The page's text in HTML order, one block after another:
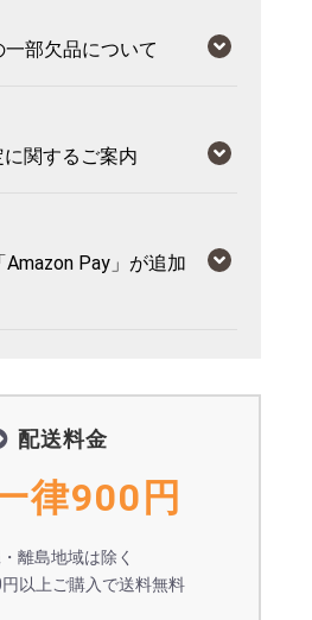
一部欠品について
に関するご案内
Pay」が追加
配送料金
律900円
離島地域は除く
以上ご購入で送料無料